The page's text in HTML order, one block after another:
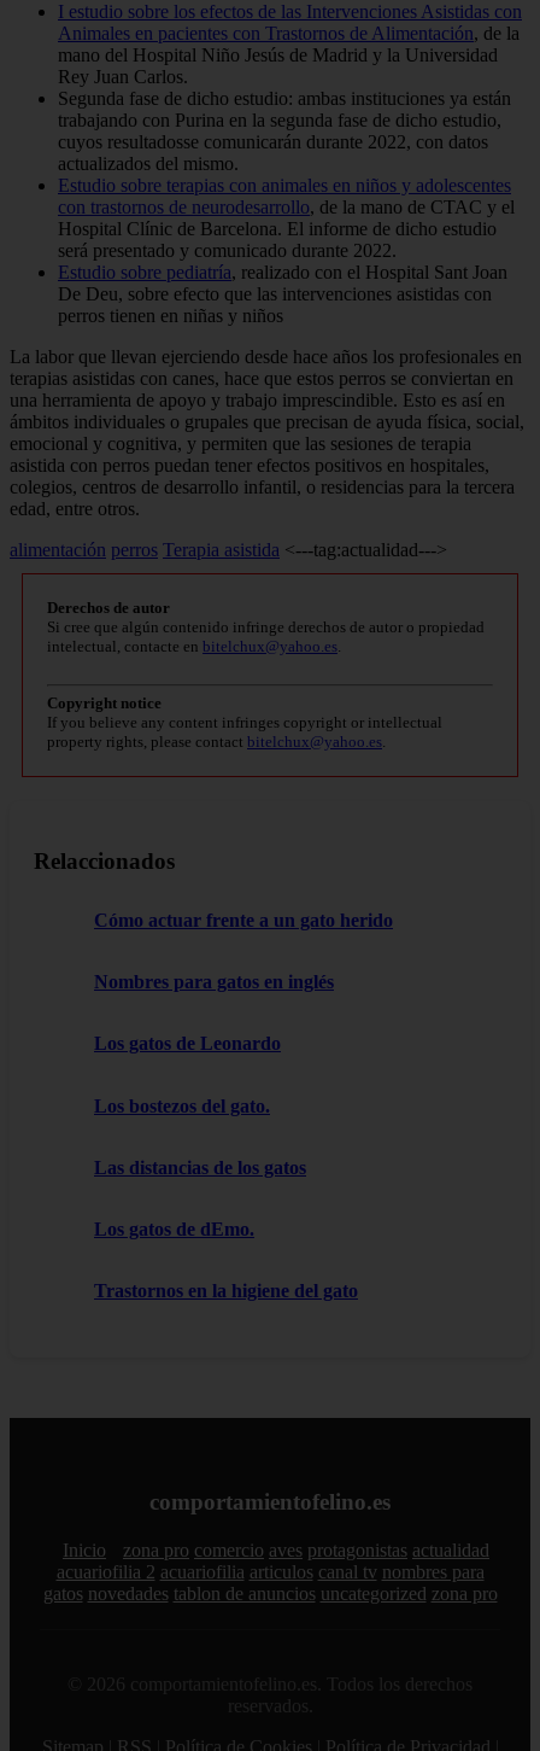
I estudio sobre los efectos de las Intervenciones Asistidas con
Animales en pacientes con Trastornos de Alimentación, de la
mano del Hospital Niño Jesús de Madrid y la Universidad
Rey Juan Carlos.
Segunda fase de dicho estudio: ambas instituciones ya están
trabajando con Purina en la segunda fase de dicho estudio,
cuyos resultadosse comunicarán durante 2022, con datos
actualizados del mismo.
Estudio sobre terapias con animales en niños y adolescentes
con trastornos de neurodesarrollo, de la mano de CTAC y el
Hospital Clínic de Barcelona. El informe de dicho estudio
será presentado y comunicado durante 2022.
Estudio sobre pediatría, realizado con el Hospital Sant Joan
De Deu, sobre efecto que las intervenciones asistidas con
perros tienen en niñas y niños
La labor que llevan ejerciendo desde hace años los profesionales en
terapias asistidas con canes, hace que estos perros se conviertan en
una herramienta de apoyo y trabajo imprescindible. Esto es así en
ámbitos individuales o grupales que precisan de ayuda física, social,
emocional y cognitiva, y permiten que las sesiones de terapia
asistida con perros puedan tener efectos positivos en hospitales,
colegios, centros de desarrollo infantil, o residencias para la tercera
edad, entre otros.
alimentación perros Terapia asistida <---tag:actualidad--->
Derechos de autor
Si cree que algún contenido infringe derechos de autor o propiedad
intelectual, contacte en bitelchux@yahoo.es.
Copyright notice
If you believe any content infringes copyright or intellectual
property rights, please contact bitelchux@yahoo.es.
Relaccionados
Cómo actuar frente a un gato herido
Nombres para gatos en inglés
Los gatos de Leonardo
Los bostezos del gato.
Las distancias de los gatos
Los gatos de dEmo.
Trastornos en la higiene del gato
comportamientofelino.es
Inicio zona pro comercio aves protagonistas actualidad
acuariofilia 2 acuariofilia articulos canal tv nombres para
gatos novedades tablon de anuncios uncategorized zona pro
© 2026 comportamientofelino.es. Todos los derechos
reservados.